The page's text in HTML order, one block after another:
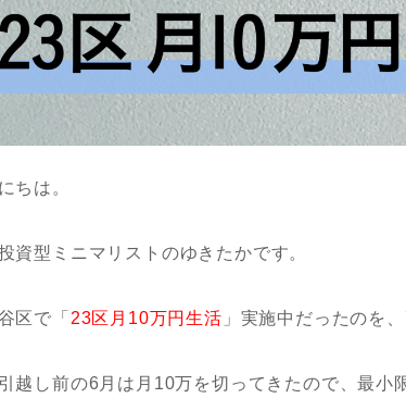
ちは。
資型ミニマリストのゆきたかです。
区で「 23区月10万円生活 」実施中だったのを
越し前の6月は月10万を切ってきたので、最小